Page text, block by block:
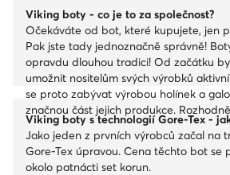
Viking boty - co je to za společnost?
Očekáváte od bot, které kupujete, jen
Pak jste tady jednoznačně správně!
opravdu dlouhou tradici! Od začátku
umožnit nositelům svých výrobků
se proto zabývat výrobou holínek a
značnou část jejich produkce.
Viking boty s technologií Gore-Tex -
Jako jeden z prvních výrobců začal na
Gore-Tex úpravou. Cena těchto bot se
okolo patnácti set korun.